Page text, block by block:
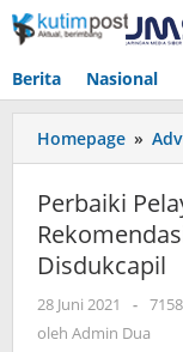
Lewati
ke
Berita Nasional
Homepage »
Perbaiki
Disdukcapil
28 Juni 2021
oleh
Admin
-
oleh Admin Dua